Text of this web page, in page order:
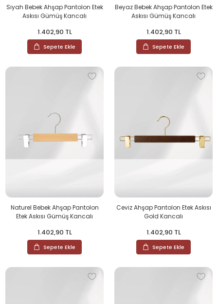
Siyah Bebek Ahşap Pantolon Etek
Askısı Gümüş Kancalı
1.402,90 TL
Sepete Ekle
Beyaz Bebek Ahşap Pantolon Etek
Askısı Gümüş Kancalı
1.402,90 TL
Sepete Ekle
Naturel Bebek Ahşap Pantolon
Etek Askısı Gümüş Kancalı
1.402,90 TL
Sepete Ekle
Ceviz Ahşap Pantolon Etek Askısı
Gold Kancalı
1.402,90 TL
Sepete Ekle